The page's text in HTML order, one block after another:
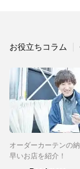
お役立ちコラム
オーダーカーテンの
早いお店を紹介！